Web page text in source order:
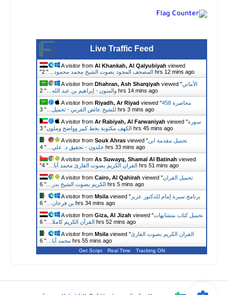
Live Traffic Feed
A visitor from Al Khankah, Al Qalyubiyah viewed
"
المصحف المجود بصوت الشيخ محمد محمود… "
2 hrs 12 mins ago
A visitor from Dhahran, Ash Sharqiyah viewed "الأماني
والمنون - إبراهيم بن عبد الله… "
2 hrs 14 mins ago
A visitor from Riyadh, Ar Riyad viewed "458 محاضرة
للشيخ عائض القرني - تحميل… "
3 hrs 3 mins ago
A visitor from Ar Rabiyah, Al Farwaniyah viewed "سورة
الكهف مكتوبة بخط كبير وواضح وملون"
3 hrs 45 mins ago
A visitor from Souk Ahras viewed "تحميل مقدمة ابن
خلدون - تحقيق د. علي… "
4 hrs 33 mins ago
A visitor from As Suwayq, Shamal Al Batinah viewed
"
القران الكريم بصوت القارئ محمد أبا… "
4 hrs 51 mins ago
A visitor from Cairo, Al Qahirah viewed "تحميل القران
الكريم بصوت الشيخ بدر… "
6 hrs 5 mins ago
A visitor from Msila viewed " برنامج سيرة إمام للدكتور عزيز
بن فرحان… "
6 hrs 34 mins ago
A visitor from Giza, Al Jizah viewed "تحميل كتاب متشابهات
القرآن الكريم كاملا… "
6 hrs 52 mins ago
A visitor from Msila viewed "القران الكريم بصوت القارئ
محمد أبا… " 6 hrs 55 mins ago
Get Script Real Time Tracking ON